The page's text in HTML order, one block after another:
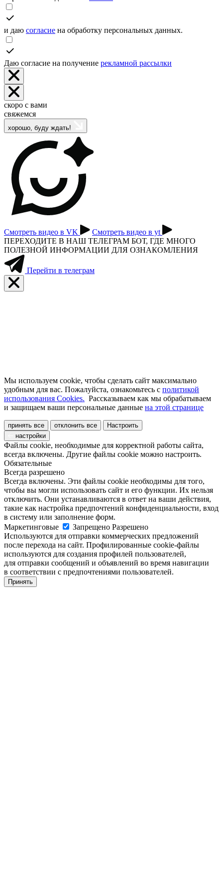
и даю согласие на обработку персональных данных.
Даю согласие на получение рекламной рассылки
скоро с вами
свяжемся
хорошо, буду ждать!
Смотреть видео в VK
Смотреть видео в yt
ПЕРЕХОДИТЕ В НАШ ТЕЛЕГРАМ БОТ, ГДЕ МНОГО
ПОЛЕЗНОЙ ИНФОРМАЦИИ ДЛЯ ОЗНАКОМЛЕНИЯ
Перейти в телеграм
Мы используем cookie, чтобы сделать сайт максимально
удобным для вас. Пожалуйста, ознакомьтесь с политикой
использования Cookies. Рассказываем как мы обрабатываем
и защищаем ваши персональные данные на этой странице
принять все отклонить все
Настроить
настройки
Файлы cookie, необходимые для корректной работы сайта,
всегда включены. Другие файлы cookie можно настроить.
Обязательные
Всегда разрешено
Всегда включены. Эти файлы cookie необходимы для того,
чтобы вы могли использовать сайт и его функции. Их нельзя
отключить. Они устанавливаются в ответ на ваши действия,
такие как настройка предпочтений конфиденциальности, вход
в систему или заполнение форм.
Маркетинговые
Запрещено Разрешено
Используются для отправки коммерческих предложений
после перехода на сайт. Профилированные cookie-файлы
используются для создания профилей пользователей,
для отправки сообщений и объявлений во время навигации
в соответствии с предпочтениями пользователей.
Принять